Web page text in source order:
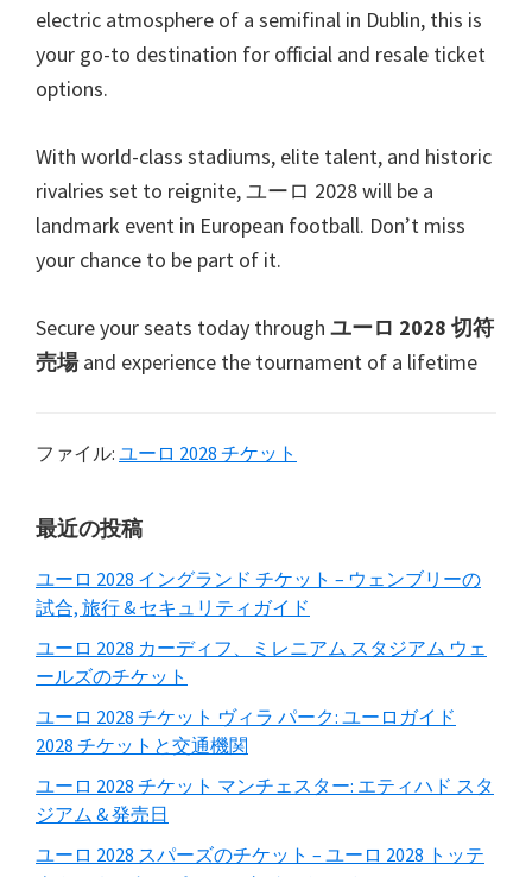
electric atmosphere of a semifinal in Dublin, this is
your go-to destination for official and resale ticket
options.
With world-class stadiums, elite talent, and historic
rivalries set to reignite, ユーロ 2028will be a
landmark event in European football. Don’t miss
your chance to be part of it.
Secure your seats today through ユーロ 2028 切符
売場 and experience the tournament of a lifetime
ファイル: ユーロ 2028 チケット
プ
ラ
イ
マ
リ
サ
イ
ド
最近の投稿
ユーロ 2028 イングランド チケット – ウェンブリーの
試合, 旅行 & セキュリティガイド
ユーロ 2028 カーディフ、ミレニアム スタジアム ウェ
ールズのチケット
ユーロ 2028 チケット ヴィラ パーク: ユーロガイド
2028 チケットと交通機関
ユーロ 2028 チケット マンチェスター: エティハド スタ
ジアム & 発売日
ユーロ 2028 スパーズのチケット – ユーロ 2028 トッテ